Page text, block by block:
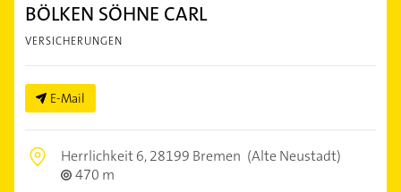
BÖLKEN SÖHNE CARL
VERSICHERUNGEN
E-Mail
Herrlichkeit 6,28199 Bremen (Alte Neustadt)
470 m